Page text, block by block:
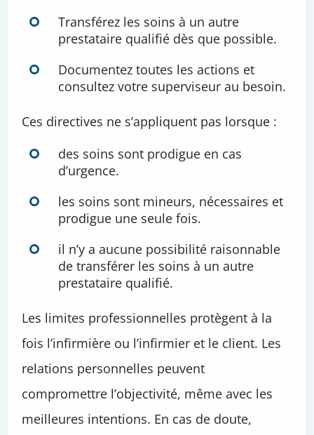
Transférez les soins à un autre
prestataire qualifié dès que possible.
Documentez toutes les actions et
consultez votre superviseur au besoin.
Ces directives ne s’appliquent pas lorsque :
des soins sont prodigue en cas
d’urgence.
les soins sont mineurs, nécessaires et
prodigue une seule fois.
il n’y a aucune possibilité raisonnable
de transférer les soins à un autre
prestataire qualifié.
Les limites professionnelles protègent à la
fois l’infirmière ou l’infirmier et le client. Les
relations personnelles peuvent
compromettre l’objectivité, même avec les
meilleures intentions. En cas de doute,